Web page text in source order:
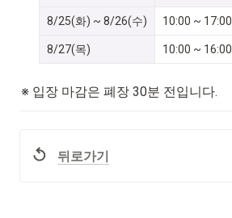
8/25(화) ~ 8/26(수) 10:00 ~ 17:00
8/27(목) 10:00 ~ 16:00
※ 입장 마감은 폐장 30분 전입니다.
뒤로가기